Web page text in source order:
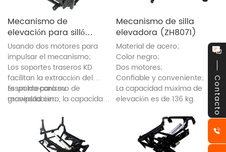
Mecanismo de
elevación para sillón
reclinable (8046)
Usando dos motores para
impulsar el mecanismo;
Los soportes traseros KD
facilitan la extracción del
respaldo para su
manipulación;
Es un mecanismo de
gravedad cero, la capacidad
Mecanismo de silla
elevadora (ZH8071)
Material de acero;
Color negro;
Dos motores;
Confiable y conveniente;
La capacidad máxima de
elevación es de 136 kg.
Contacto